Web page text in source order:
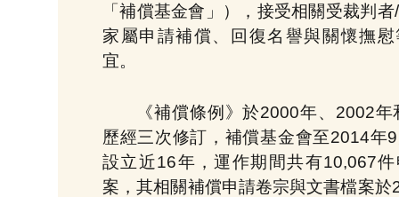
「補償基金會」），接受相關受裁判
家屬申請補償、回復名譽與關懷撫
宜。
《補償條例》於2000年、2002
歷經三次修訂，補償基金會至2014年
設立近16年，運作期間共有10,067
案，其相關補償申請卷宗與文書檔案於